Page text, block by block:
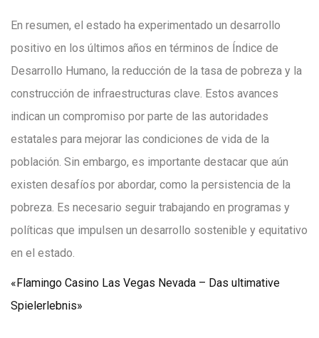
En resumen, el estado ha experimentado un desarrollo
positivo en los últimos años en términos de Índice de
Desarrollo Humano, la reducción de la tasa de pobreza y la
construcción de infraestructuras clave. Estos avances
indican un compromiso por parte de las autoridades
estatales para mejorar las condiciones de vida de la
población. Sin embargo, es importante destacar que aún
existen desafíos por abordar, como la persistencia de la
pobreza. Es necesario seguir trabajando en programas y
políticas que impulsen un desarrollo sostenible y equitativo
en el estado.
«Flamingo Casino Las Vegas Nevada – Das ultimative
Spielerlebnis»